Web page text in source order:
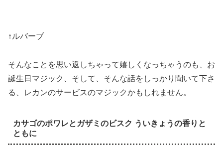
↑ルバーブ
そんなことを思い返しちゃって嬉しくなっちゃうのも、お
誕生日マジック、そして、そんな話をしっかり聞いて下さ
る、レカンのサービスのマジックかもしれません。
カサゴのポワレとガザミのビスク ういきょうの香りと
ともに